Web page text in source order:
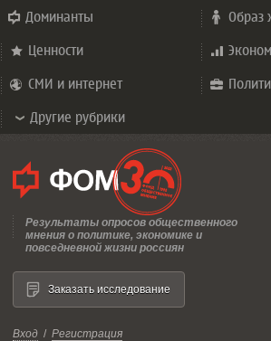
Доминанты Образ
Ценности
СМИ и интернет
Другие рубрики
Результаты опросов общественного
мнения о политике, экономике и
повседневной жизни россиян
Вход / Регистрация
Заказать исследование